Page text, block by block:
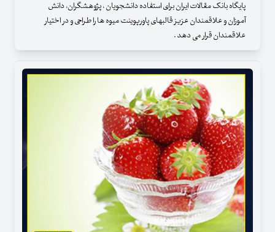
پایگاه بانک مقالات ایران برای استفاده دانشجویان ، پژوهشگران، دانش
آموزان و علاقمندان عزیز قالبهای پاورپوینت میوه ها را طراحی و در اختیار
علاقمندان قرار می دهد .